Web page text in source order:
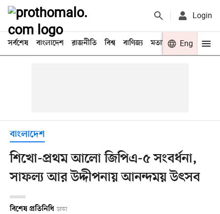
Login
সর্বশেষ বাংলাদেশ রাজনীতি বিশ্ব বাণিজ্য মতামত খেলা
Eng
বাংলাদেশ
শিখো-প্রথম আলো জিপিএ-৫ সংবর্ধনা,
সাফল্য আর উদ্দীপনায় আনন্দময় উৎসব
বিশেষ প্রতিনিধি ঢাকা